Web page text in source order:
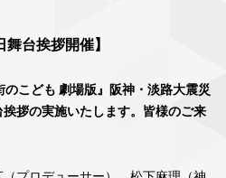
台挨拶開催】
こども 劇場版』阪神・淡路大震災
拶の実施いたします。皆様のご来